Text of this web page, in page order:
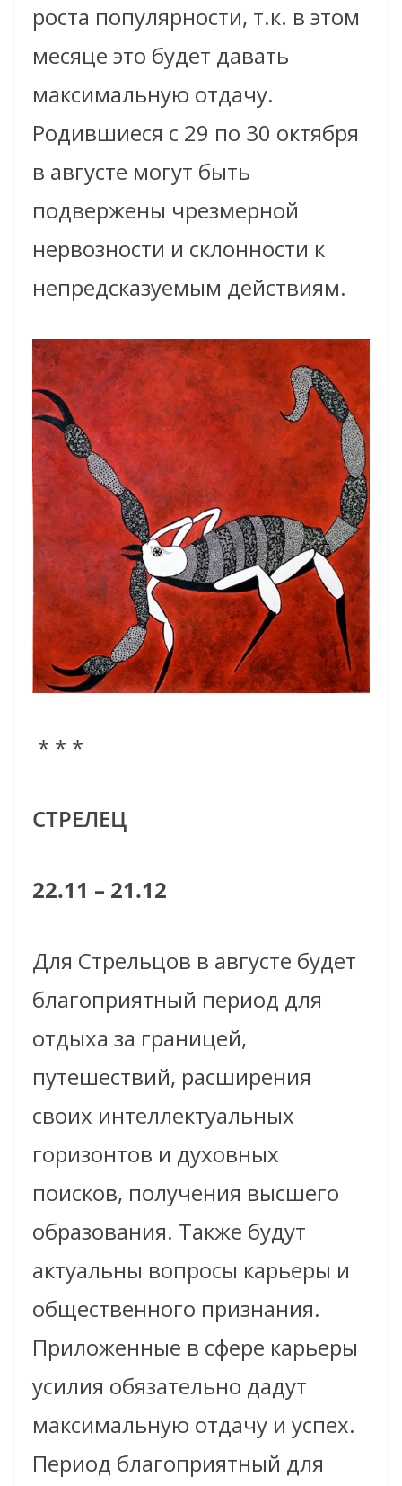
роста популярности, т.к. в этом
месяце это будет давать
максимальную отдачу.
Родившиеся с 29 по 30 октября
в августе могут быть
подвержены чрезмерной
нервозности и склонности к
непредсказуемым действиям.
* * *
СТРЕЛЕЦ
22.11 – 21.12
Для Стрельцов в августе будет
благоприятный период для
отдыха за границей,
путешествий, расширения
своих интеллектуальных
горизонтов и духовных
поисков, получения высшего
образования. Также будут
актуальны вопросы карьеры и
общественного признания.
Приложенные в сфере карьеры
усилия обязательно дадут
максимальную отдачу и успех.
Период благоприятный для